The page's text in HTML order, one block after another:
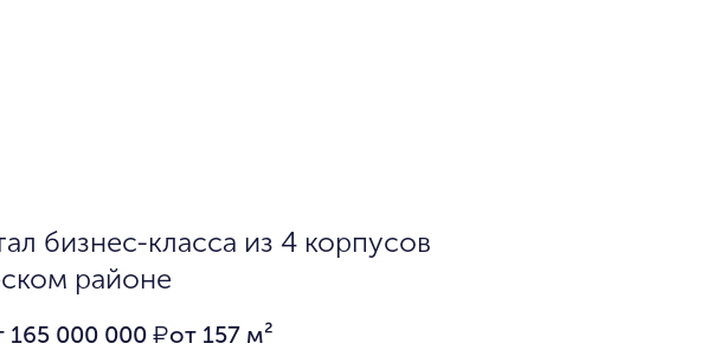
бизнес-класса из 4 корпусов
районе
165 000 000 ₽от 157 м²